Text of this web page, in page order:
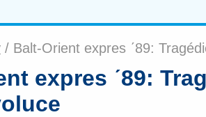
/ Balt-Orient expres ʹ89:
expres ʹ89: